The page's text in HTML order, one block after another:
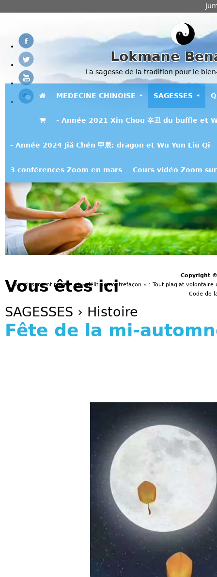
Lokmane
La sagesse de la tradition pour le
MEDECINE CHINOISE SAGESSES
- Année 2021 Xin Chou 辛丑 du buffle et
- Année 2024 Jiǎ Chén 甲辰: dragon et Wu Yun Liu Qi
3 conférences Zoom en mars Cours vidéo Zoom
Vous êtes ici
SAGESSES › Histoire
Fête de la mi-
Copyright
Avertissement plagiat et « délit de contrefaçon » : Tout plagiat
Code de